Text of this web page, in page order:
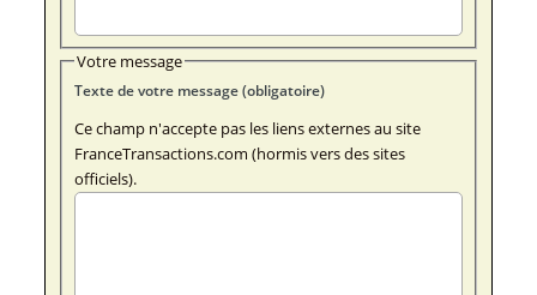
Votre message
Texte de votre message (obligatoire)
Ce champ n'accepte pas les liens externes au site
FranceTransactions.com (hormis vers des sites
officiels).